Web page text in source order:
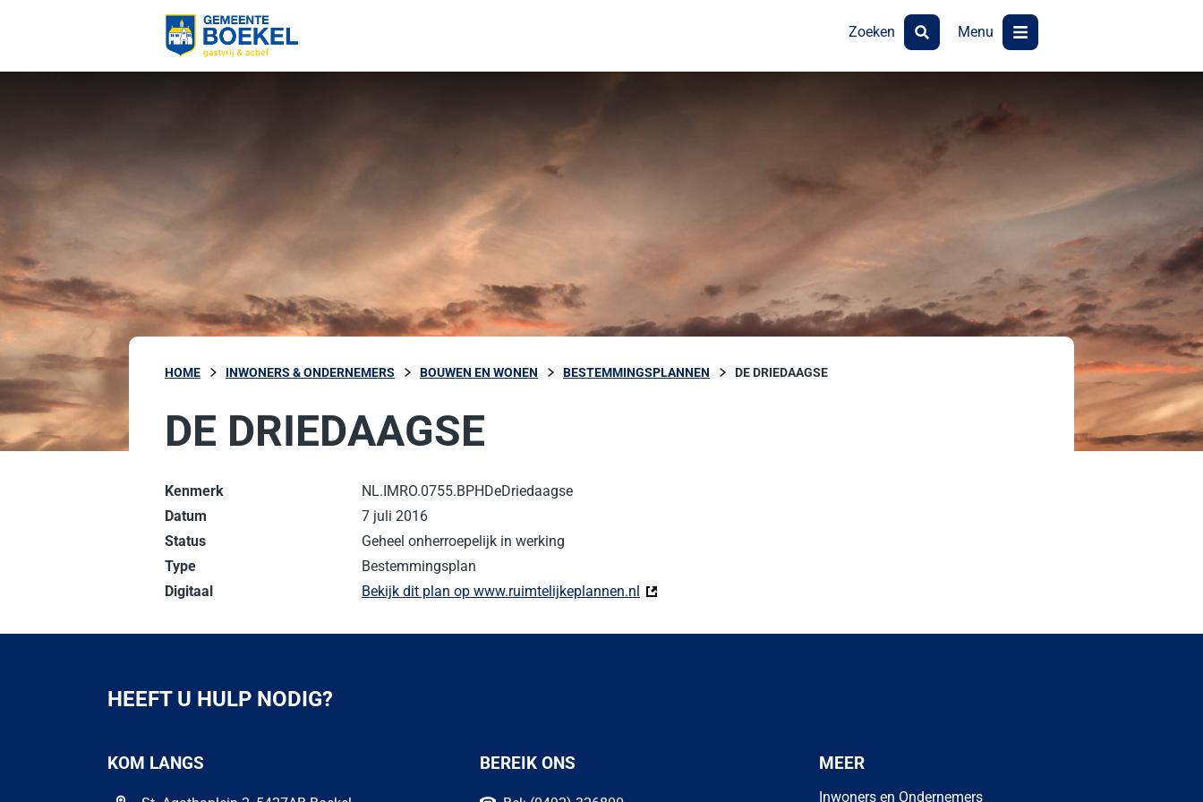
Zoeken Menu
HOME INWONERS & ONDERNEMERS BOUWEN EN WONEN BESTEMMINGSPLANNEN DE DRIEDAAGSE
DE DRIEDAAGSE
Kenmerk
NL.IMRO.0755.BPHDeDriedaagse
Datum
7 juli 2016
Status
Geheel onherroepelijk in werking
Type
Bestemmingsplan
Digitaal
Bekijk dit plan op www.ruimtelijkeplannen.nl (Deze link gaat naar een externe website)
HEEFT U HULP NODIG?
KOM LANGS BEREIK ONS MEER
Inwoners en Ondernemers